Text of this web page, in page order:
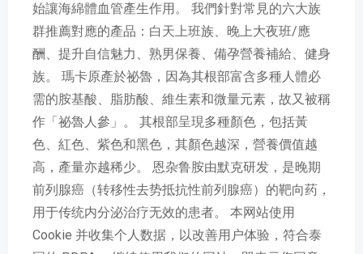
始讓海綿體血管產生作用。 我們針對常見的六大族
群推薦對應的產品：白天上班族、晚上大夜班/應
酬、提升自信魅力、熟男保養、備孕營養補給、健身
族。 瑪卡原產於祕魯，因為其根部富含多種人體必
需的胺基酸、脂肪酸、維生素和微量元素，故又被稱
作「祕魯人參」。 其根部呈現多種顏色，包括黃
色、紅色、紫色和黑色，其顏色越深，營養價值越
高，產量亦越稀少。 恩杂鲁胺由默克研发，是晚期
前列腺癌（转移性去势抵抗性前列腺癌）的靶向药，
用于传统内分泌治疗无效的患者。 本网站使用
Cookie 并收集个人数据，以改善用户体验，符合泰